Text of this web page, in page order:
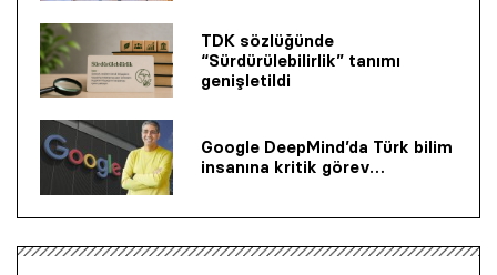
TDK sözlüğünde
“Sürdürülebilirlik” tanımı
genişletildi
Google DeepMind’da Türk bilim
insanına kritik görev…